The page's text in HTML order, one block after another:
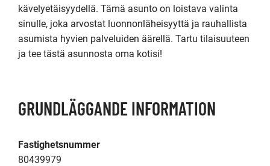
kävelyetäisyydellä. Tämä asunto on loistava valinta
sinulle, joka arvostat luonnonläheisyyttä ja rauhallista
asumista hyvien palveluiden äärellä. Tartu tilaisuuteen
ja tee tästä asunnosta oma kotisi!
GRUNDLÄGGANDE INFORMATION
Fastighetsnummer
80439979